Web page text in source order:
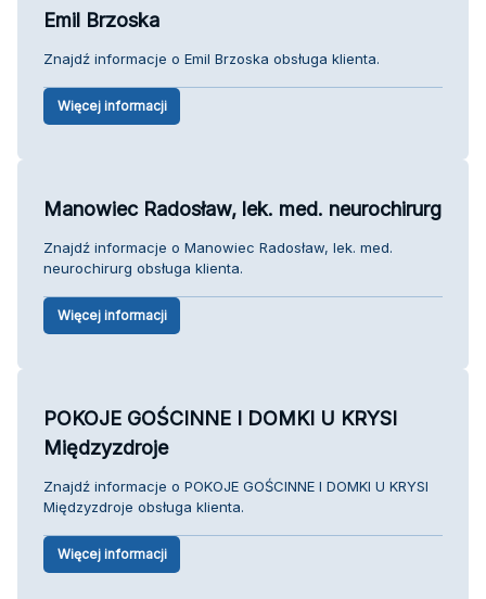
Emil Brzoska
Znajdź informacje o Emil Brzoska obsługa klienta.
Więcej informacji
Manowiec Radosław, lek. med. neurochirurg
Znajdź informacje o Manowiec Radosław, lek. med.
neurochirurg obsługa klienta.
Więcej informacji
POKOJE GOŚCINNE I DOMKI U KRYSI
Międzyzdroje
Znajdź informacje o POKOJE GOŚCINNE I DOMKI U KRYSI
Międzyzdroje obsługa klienta.
Więcej informacji